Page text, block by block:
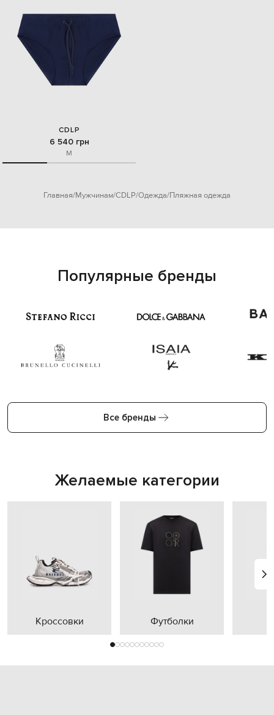
CDLP
6 540 грн
M
Главная Мужчинам CDLP Одежда Пляжная одежда
Популярные бренды
Все бренды
Желаемые категории
Кроссовки Футболки